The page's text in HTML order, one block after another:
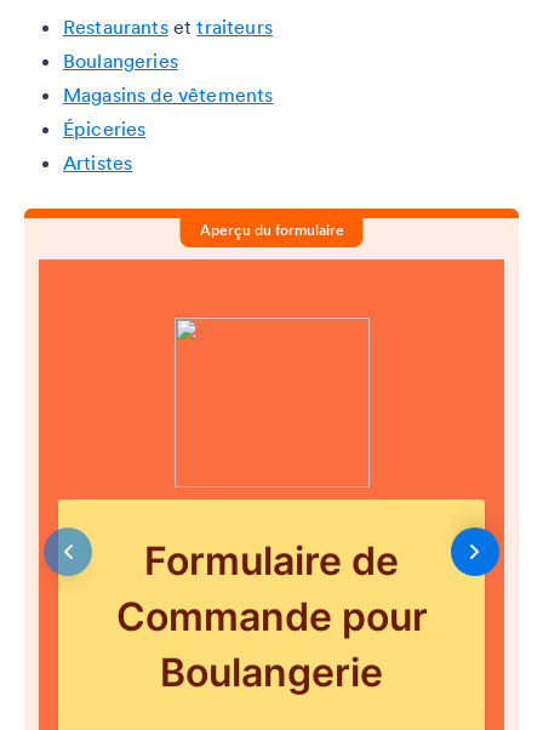
Restaurantsettraiteurs
Boulangeries
Magasins de vêtements
Épiceries
Artistes